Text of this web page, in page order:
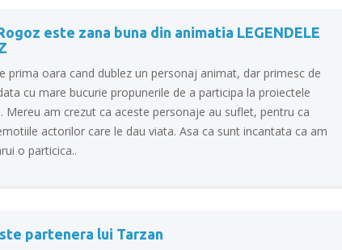
este zana buna din animatia LEGENDELE
prima oara cand dublez un personaj animat, dar primesc de
cu mare bucurie propunerile de a participa la proiectele
Mereu am crezut ca aceste personaje au suflet, pentru ca
actorilor care le dau viata. Asa ca sunt incantata ca am
o particica..
partenera lui Tarzan